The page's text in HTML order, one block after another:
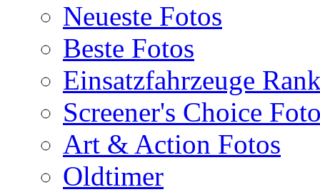
Neueste Fotos
Beste Fotos
Einsatzfahrzeuge
Screener's Choice
Art & Action Fotos
Oldtimer